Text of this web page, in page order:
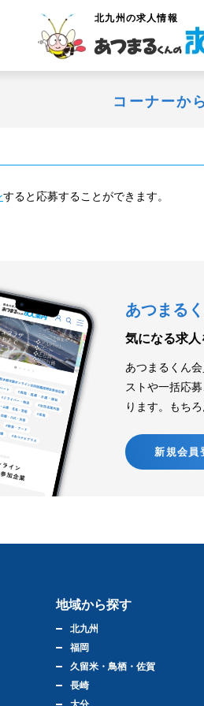
北九州 の求人情報
コーナーか
すると応募することができます。
あつまる
気になる求人
あつまるくん
ストや一括応
ります。もち
新規会員
地域から探す
北九州
福岡
久留米・鳥栖・佐賀
長崎